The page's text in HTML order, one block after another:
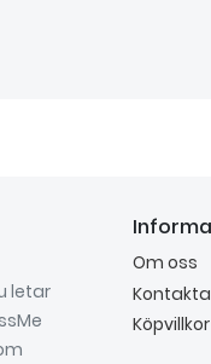
letar
Om oss
Köpvillkor